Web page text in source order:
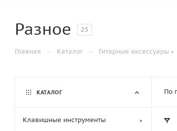
Разное 25
Главная — Каталог — Гитарные аксессуары
По
КАТАЛОГ
Клавишные инструменты